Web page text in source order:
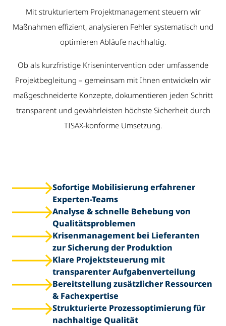
Mit strukturiertem Projektmanagement steuern wir
Maßnahmen effizient, analysieren Fehler systematisch und
optimieren Abläufe nachhaltig.
Ob als kurzfristige Krisenintervention oder umfassende
Projektbegleitung – gemeinsam mit Ihnen entwickeln wir
maßgeschneiderte Konzepte, dokumentieren jeden Schritt
transparent und gewährleisten höchste Sicherheit durch
TISAX-konforme Umsetzung.
Sofortige Mobilisierung erfahrener
Experten-Teams
Analyse & schnelle Behebung von
Qualitätsproblemen
Krisenmanagement bei Lieferanten
zur Sicherung der Produktion
Klare Projektsteuerung mit
transparenter Aufgabenverteilung
Bereitstellung zusätzlicher Ressourcen
& Fachexpertise
Strukturierte Prozessoptimierung für
nachhaltige Qualität